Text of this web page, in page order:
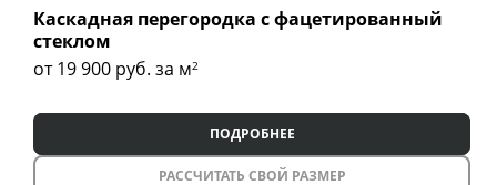
Каскадная перегородка с фацетированный
стеклом
от 19 900 руб. за м2
ПОДРОБНЕЕ
РАССЧИТАТЬ СВОЙ РАЗМЕР